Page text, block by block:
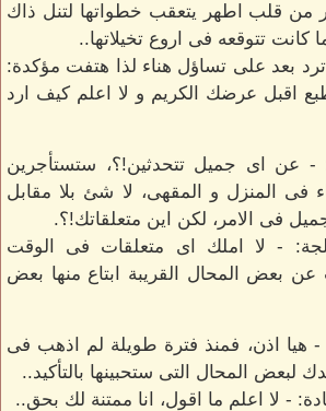
قلب اطهر يتعقب خطواتها لتنل ذاك
كانت تتوقعه فى اروع تخيلاتها..
ترد بعد على تساؤل هناء لذا هتفت مؤكدة:
اقبل عرضك الكريم و لا اعلم كيف ارد
عن اى جميل تتحدثين!؟، ستستأجرين
فى المنزل و المقهى، لا شئ بلا مقابل
فى الامر، لكن اين متعلقاتك!؟.
- لا املك اى متعلقات فى الوقت
بعض المحال القريبة ابتاع منها بعض
هيا اذن، فمنذ فترة طويلة لم اذهب فى
لبعض المحال التى ستحبينها بالتأكيد..
- لا اعلم ما اقول، انا ممتنة لك بحق..